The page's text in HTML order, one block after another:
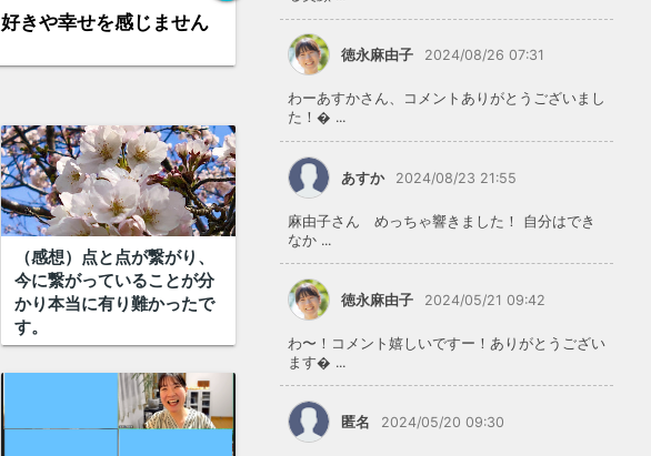
好きや幸せを感じません
（感想）点と点が繋がり、
今に繋がっていることが分
かり本当に有り難かったで
す。
徳永麻由子 2024/08/26 07:31
わーあすかさん、コメントありがとうございまし
た！ ...
あすか 2024/08/23 21:55
麻由子さん めっちゃ響きました！ 自分はでき
なか ...
徳永麻由子 2024/05/21 09:42
わ〜！コメント嬉しいですー！ありがとうござい
ます ...
匿名 2024/05/20 09:30